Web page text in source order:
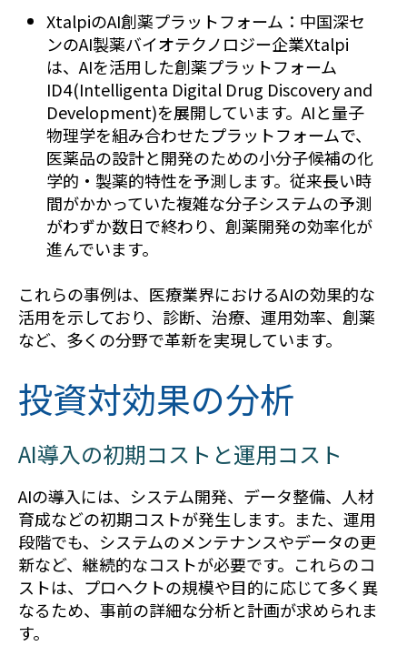
XtalpiのAI創薬プラットフォーム：中国深セ
ンのAI製薬バイオテクノロジー企業Xtalpi
は、AIを活用した創薬プラットフォーム
ID4(Intelligenta Digital Drug Discovery and
Development)を展開しています。AIと量子
物理学を組み合わせたプラットフォームで、
医薬品の設計と開発のための小分子候補の化
学的・製薬的特性を予測します。従来長い時
間がかかっていた複雑な分子システムの予測
がわずか数日で終わり、創薬開発の効率化が
進んでいます。
これらの事例は、医療業界におけるAIの効果的な
活用を示しており、診断、治療、運用効率、創薬
など、多くの分野で革新を実現しています。
投資対効果の分析
AI導入の初期コストと運用コスト
AIの導入には、システム開発、データ整備、人材
育成などの初期コストが発生します。また、運用
段階でも、システムのメンテナンスやデータの更
新など、継続的なコストが必要です。これらのコ
ストは、プロヘクトの規模や目的に応じて多く異
なるため、事前の詳細な分析と計画が求められま
す。